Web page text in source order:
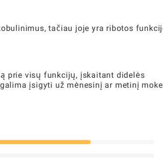
tačiau joje yra ribotos
prie visų funkcijų, įskaitant didelės
įsigyti už mėnesinį ar metinį